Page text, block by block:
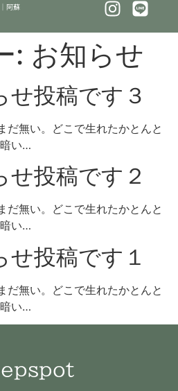
阿蘇
: お知らせ
せ投稿です３
だ無い。どこで生れたかとんと
い…
せ投稿です２
だ無い。どこで生れたかとんと
い…
せ投稿です１
だ無い。どこで生れたかとんと
い…